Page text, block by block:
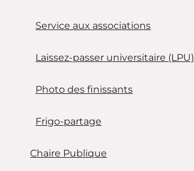
Service aux associations
Laissez-passer universitaire (LPU)
Photo des finissants
Frigo-partage
Chaire Publique